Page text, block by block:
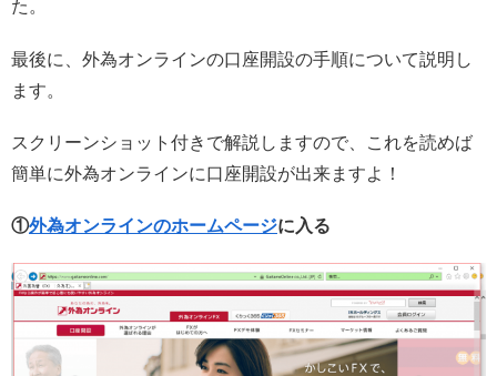
た。
最後に、外為オンラインの口座開設の手順について説明し
ます。
スクリーンショット付きで解説しますので、これを読めば
簡単に外為オンラインに口座開設が出来ますよ！
①外為オンラインのホームページに入る